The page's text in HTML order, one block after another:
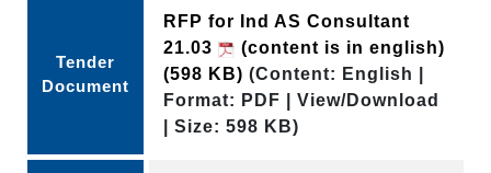
Tender
Document
RFP for Ind AS Consultant
21.03
(content is in english)
(598 KB) (Content: English |
Format: PDF | View/Download
| Size: 598 KB)